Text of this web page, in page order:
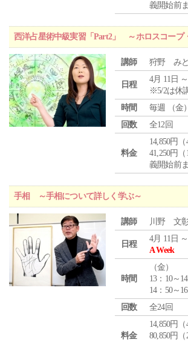
義開始前ま
西洋占星術中級実習「Part2」 ～ホロスコープ
講師 狩野 み
日程
4月 11日
※5/2は休
時間
毎週 （金
回数
全12回
料金
14,850円
41,250円
義開始前ま
手相 ～手相について詳しく学ぶ～
講師 川野 文
日程
4月 11日
A Week
時間
（金）
13：10～
14：50～
回数
全24回
料金
14,850円
80,850円